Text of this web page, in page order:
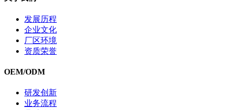
发展历程
企业文化
厂区环境
资质荣誉
OEM/ODM
研发创新
业务流程